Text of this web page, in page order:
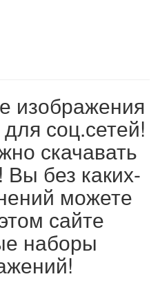
изображения
соц.сетей!
скачавать
без каких-
можете
сайте
наборы